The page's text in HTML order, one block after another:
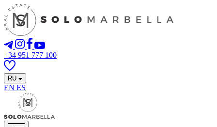
+34 951 777 100
RU
EN ES